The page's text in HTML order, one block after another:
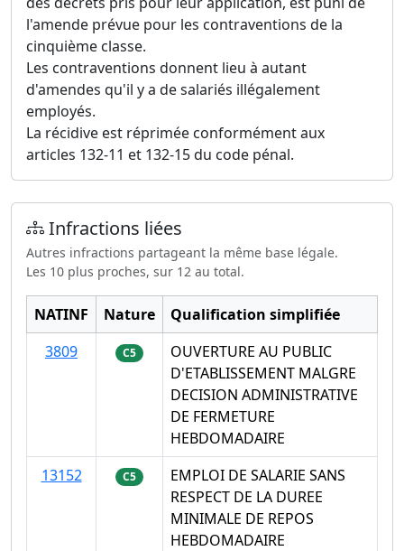
l'amende prévue pour les contraventions de la
cinquième classe.
Les contraventions donnent lieu à autant
d'amendes qu'il y a de salariés illégalement
employés.
La récidive est réprimée conformément aux
articles 132-11 et 132-15 du code pénal.
Infractions liées
Autres infractions partageant la même base légale.
Les 10 plus proches, sur 12 au total.
NATINF Nature
Qualification simplifiée
3809
C5
OUVERTURE AU PUBLIC
D'ETABLISSEMENT MALGRE
DECISION ADMINISTRATIVE
DE FERMETURE
HEBDOMADAIRE
13152
C5
EMPLOI DE SALARIE SANS
RESPECT DE LA DUREE
MINIMALE DE REPOS
HEBDOMADAIRE